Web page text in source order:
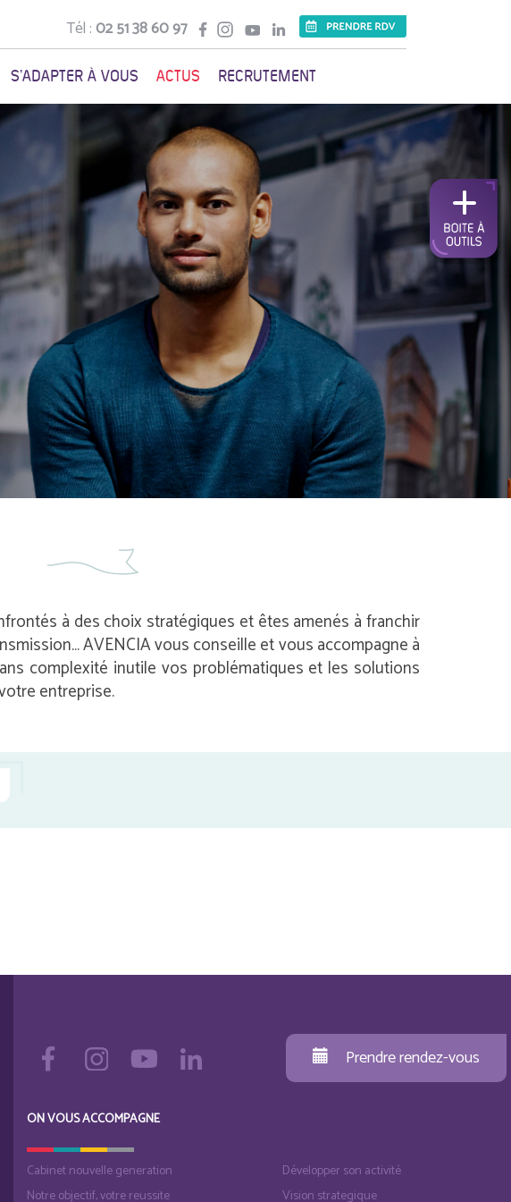
Tél :02 51 38 60 97
S'ADAPTER À VOUS ACTUS RECRUTEMENT
à des choix stratégiques et êtes amenés à franchir
AVENCIA vous conseille et vous accompagne à
complexité inutile vos problématiques et les solutions
entreprise.
Prendre rendez-vous
ON VOUS ACCOMPAGNE
Cabinet nouvelle generation
Notre objectif, votre reussite
Développer son activité
Vision strategique